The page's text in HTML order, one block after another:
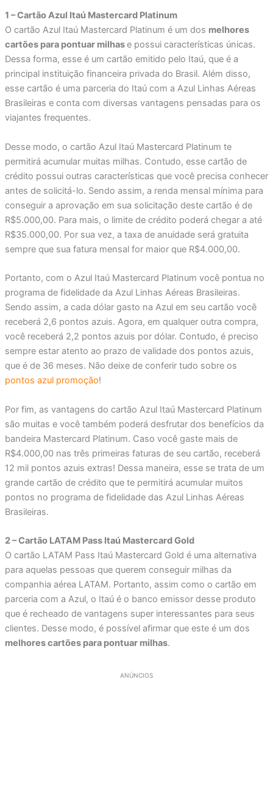
1 – Cartão Azul Itaú Mastercard Platinum
O cartão Azul Itaú Mastercard Platinum é um dos melhores
cartões para pontuar milhase possui características únicas.
Dessa forma, esse é um cartão emitido pelo Itaú, que é a
principal instituição financeira privada do Brasil. Além disso,
esse cartão é uma parceria do Itaú com a Azul Linhas Aéreas
Brasileiras e conta com diversas vantagens pensadas para os
viajantes frequentes.
Desse modo, o cartão Azul Itaú Mastercard Platinum te
permitirá acumular muitas milhas. Contudo, esse cartão de
crédito possui outras características que você precisa conhecer
antes de solicitá-lo. Sendo assim, a renda mensal mínima para
conseguir a aprovação em sua solicitação deste cartão é de
R$5.000,00. Para mais, o limite de crédito poderá chegar a até
R$35.000,00. Por sua vez, a taxa de anuidade será gratuita
sempre que sua fatura mensal for maior que R$4.000,00.
Portanto, com o Azul Itaú Mastercard Platinum você pontua no
programa de fidelidade da Azul Linhas Aéreas Brasileiras.
Sendo assim, a cada dólar gasto na Azul em seu cartão você
receberá 2,6 pontos azuis. Agora, em qualquer outra compra,
você receberá 2,2 pontos azuis por dólar. Contudo, é preciso
sempre estar atento ao prazo de validade dos pontos azuis,
que é de 36 meses. Não deixe de conferir tudo sobre os
pontos azul promoção!
Por fim, as vantagens do cartão Azul Itaú Mastercard Platinum
são muitas e você também poderá desfrutar dos benefícios da
bandeira Mastercard Platinum. Caso você gaste mais de
R$4.000,00 nas três primeiras faturas de seu cartão, receberá
12 mil pontos azuis extras! Dessa maneira, esse se trata de um
grande cartão de crédito que te permitirá acumular muitos
pontos no programa de fidelidade das Azul Linhas Aéreas
Brasileiras.
2 – Cartão LATAM Pass Itaú Mastercard Gold
O cartão LATAM Pass Itaú Mastercard Gold é uma alternativa
para aquelas pessoas que querem conseguir milhas da
companhia aérea LATAM. Portanto, assim como o cartão em
parceria com a Azul, o Itaú é o banco emissor desse produto
que é recheado de vantagens super interessantes para seus
clientes. Desse modo, é possível afirmar que este é um dos
melhores cartões para pontuar milhas.
ANÚNCIOS